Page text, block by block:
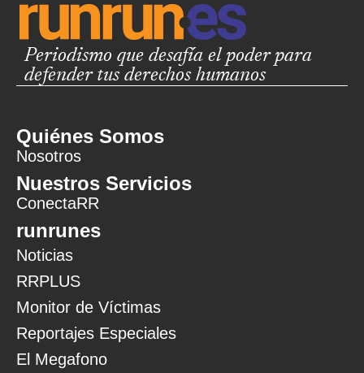
Periodismo que desafía el poder para
defender tus derechos humanos
Quiénes Somos
Nosotros
Nuestros Servicios
ConectaRR
runrunes
Noticias
RRPLUS
Monitor de Víctimas
Reportajes Especiales
El Megafono